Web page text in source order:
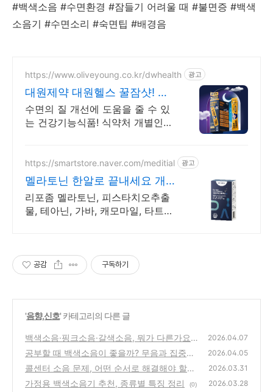
#백색소음 #수면환경 #잠들기 어려울 때 #불면증 #백색
소음기 #수면소리 #숙면팁 #배경음
https://www.oliveyoung.co.kr/dwhealth 광고
대원제약 대원헬스 꿀잠샷! 수
면의 질 개선에 도움
수면의 질 개선에 도움을 줄 수 있
는 건강기능식품! 식약처 개별인정
시고 싶으신 분들께 추천합니다.
https://smartstore.naver.com/meditial 광고
멜라토닌 한알로 끝내세요 개
별포장 언제 어디서나 OK
리포좀 멜라토닌, 피스타치오추출
물, 테아닌, 가바, 캐모마일, 타트체
공감 구독하기
'음향,신호' 카테고리의 다른 글
백색소음·핑크소음·갈색소음, 뭐가 다른가요
(0)
2026.04.07
공부할 때 백색소음이 좋을까? 무음과 집중력
비교
(0)
2026.04.05
콜센터 소음 문제, 어떤 순서로 해결해야 할까
(0)
2026.03.31
가정용 백색소음기 추천, 종류별 특징 정리 (0) 2026.03.28